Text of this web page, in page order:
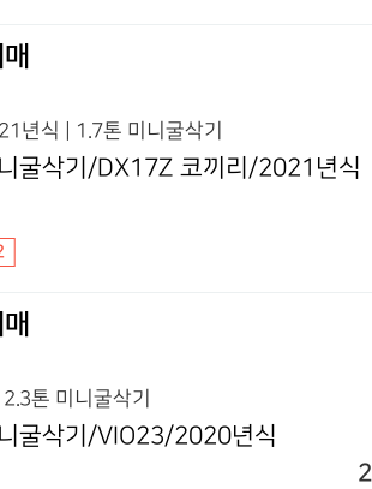
년식 | 1.7톤 미니굴삭기
굴삭기/DX17Z 코끼리/2021년식
톤 미니굴삭기
굴삭기/VIO23/2020년식